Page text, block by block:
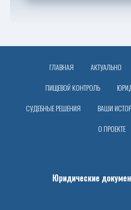
ГЛАВНАЯ АКТУАЛЬНО
ПИЩЕВОЙ КОНТРОЛЬ
СУДЕБНЫЕ РЕШЕНИЯ
ВАШИ
О ПРОЕКТЕ
Юридические